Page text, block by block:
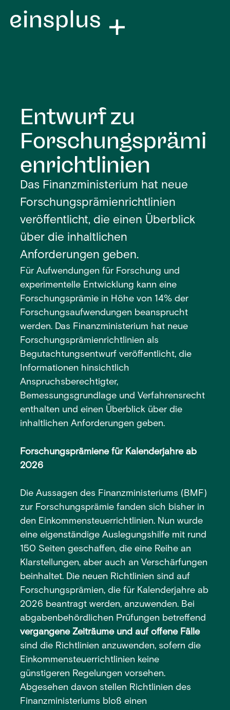
Entwurf zu
Forschungsprämi
enrichtlinien
Das Finanzministerium hat neue
Forschungsprämienrichtlinien
veröffentlicht, die einen Überblick
über die inhaltlichen
Anforderungen geben.
Für Aufwendungen für Forschung und
experimentelle Entwicklung kann eine
Forschungsprämie in Höhe von 14% der
Forschungsaufwendungen beansprucht
werden. Das Finanzministerium hat neue
Forschungsprämienrichtlinien als
Begutachtungsentwurf veröffentlicht, die
Informationen hinsichtlich
Anspruchsberechtigter,
Bemessungsgrundlage und Verfahrensrecht
enthalten und einen Überblick über die
inhaltlichen Anforderungen geben.
Forschungsprämiene für Kalenderjahre ab
2026
Die Aussagen des Finanzministeriums (BMF)
zur Forschungsprämie fanden sich bisher in
den Einkommensteuerrichtlinien. Nun wurde
eine eigenständige Auslegungshilfe mit rund
150 Seiten geschaffen, die eine Reihe an
Klarstellungen, aber auch an Verschärfungen
beinhaltet. Die neuen Richtlinien sind auf
Forschungsprämien, die für Kalenderjahre ab
2026 beantragt werden, anzuwenden. Bei
abgabenbehördlichen Prüfungen betreffend
vergangene Zeiträume und auf offene Fälle
sind die Richtlinien anzuwenden, sofern die
Einkommensteuerrichtlinien keine
günstigeren Regelungen vorsehen.
Abgesehen davon stellen Richtlinien des
Finanzministeriums bloß einen